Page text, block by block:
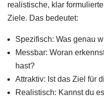
realistische, klar
Ziele. Das bedeutet:
Spezifisch: Was genau
Messbar: Woran
hast?
Attraktiv: Ist das Ziel für
Realistisch: Kannst du